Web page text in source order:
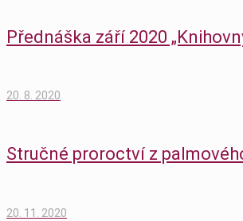
Přednáška září 2020
20. 8. 2020
Stručné proroctví z
20. 11. 2020